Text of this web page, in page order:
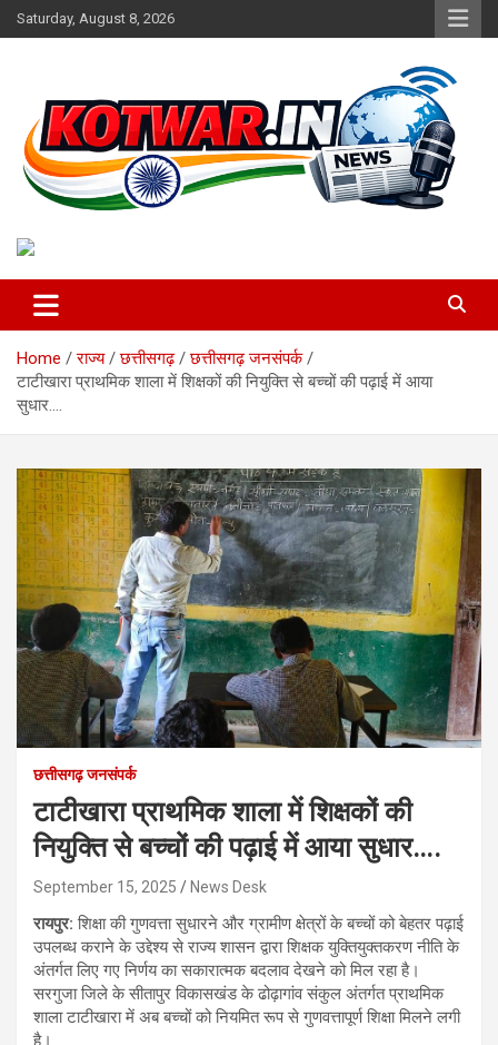
Skip
to
Saturday, August 8, 2026
kotwar.in
Home राज्य छत्तीसगढ़
छत्तीसगढ़ जनसंपर्क
टाटीखारा प्राथमिक शाला में शिक्षकों की नियुक्ति से बच्चों की पढ़ाई में आया
सुधार….
छत्तीसगढ़ जनसंपर्क
टाटीखारा प्राथमिक शाला में शिक्षकों की
नियुक्ति से बच्चों की पढ़ाई में आया सुधार….
September 15, 2025 News Desk
रायपुर:शिक्षा की गुणवत्ता सुधारने और ग्रामीण क्षेत्रों के बच्चों को बेहतर पढ़ाई
उपलब्ध कराने के उद्देश्य से राज्य शासन द्वारा शिक्षक युक्तियुक्तकरण नीति के
अंतर्गत लिए गए निर्णय का सकारात्मक बदलाव देखने को मिल रहा है।
सरगुजा जिले के सीतापुर विकासखंड के ढोढ़ागांव संकुल अंतर्गत प्राथमिक
शाला टाटीखारा में अब बच्चों को नियमित रूप से गुणवत्तापूर्ण शिक्षा मिलने लगी
है।